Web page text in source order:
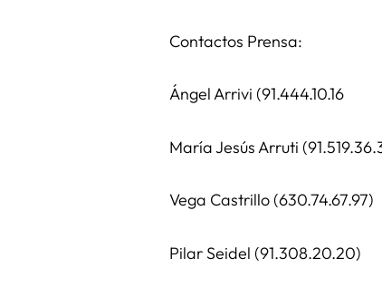
Contactos Prensa:
Ángel Arrivi (91.444.10.16
María Jesús Arruti
Vega Castrillo (630.74.67.97)
Pilar Seidel (91.308.20.20)